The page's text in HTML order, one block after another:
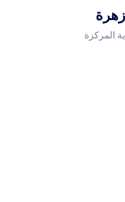
المركزة